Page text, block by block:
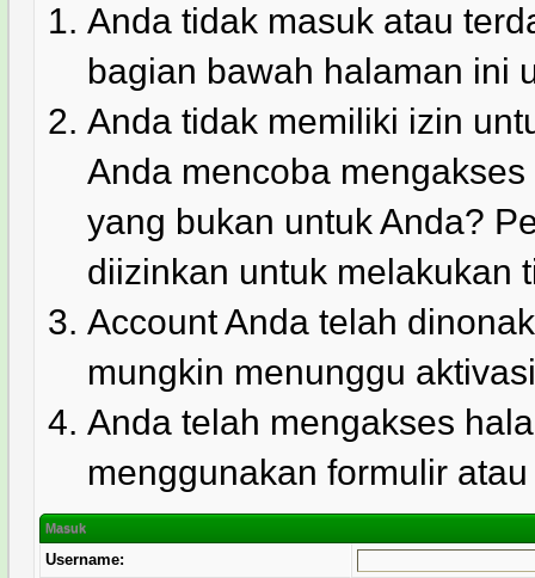
Anda tidak masuk atau
bagian bawah halaman ini
Anda tidak memiliki izin
Anda mencoba
yang bukan untuk Anda?
diizinkan untuk melakukan
Account Anda telah
mungkin menunggu
Anda telah mengakses
menggunakan formulir
Masuk
Username: